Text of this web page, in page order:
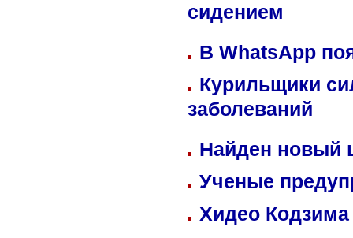
сидением
В WhatsApp
Курильщики
заболеваний
Найден
Ученые
Хидео